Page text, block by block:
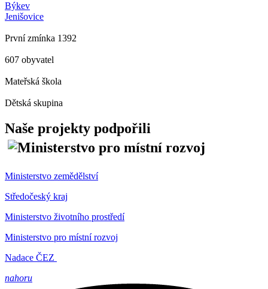
Býkev
Jenišovice
První zmínka 1392
607 obyvatel
Mateřská škola
Dětská skupina
Naše projekty podpořili
Ministerstvo zemědělství
Středočeský kraj
Ministerstvo životního prostředí
Ministerstvo pro místní rozvoj
Nadace ČEZ
nahoru